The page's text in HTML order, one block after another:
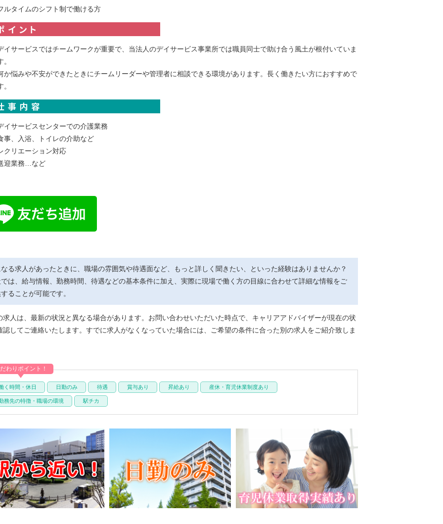
ルタイムのシフト制で働ける方
イサービスではチームワークが重要で、当法人のデイサービス事業所では職員同士で助け合う風土が根付いていま
。
か悩みや不安ができたときにチームリーダーや管理者に相談できる環境があります。長く働きたい方におすすめで
。
イサービスセンターでの介護業務
事、入浴、トイレの介助など
クリエーション対応
迎業務…など
る求人があったときに、職場の雰囲気や待遇面など、もっと詳しく聞きたい、といった経験はありませんか？
は、給与情報、勤務時間、待遇などの基本条件に加え、実際に現場で働く方の目線に合わせて詳細な情報をご
ることが可能です。
人は、最新の状況と異なる場合があります。お問い合わせいただいた時点で、キャリアアドバイザーが現在の状
認してご連絡いたします。すでに求人がなくなっていた場合には、ご希望の条件に合った別の求人をご紹介致しま
く時間・休日 日勤のみ 待遇 賞与あり 昇給あり 産休・育児休業制度あり
務先の特徴・職場の環境 駅チカ
だわりポイント！
横浜市中区本牧町１－５７－８
時給 1,600円 ～ 1,930円 土日祝100円UP 神奈川県藤沢市石川2丁目3-14